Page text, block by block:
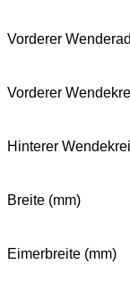
Vorderer
Vorderer
Hinterer
Breite (mm)
Eimerbreite (mm)